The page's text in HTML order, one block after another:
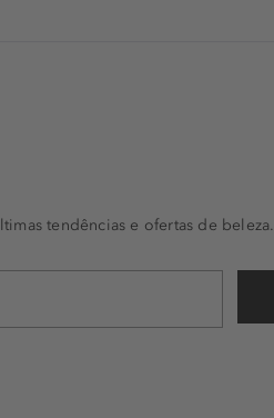
tendências e ofertas de beleza.